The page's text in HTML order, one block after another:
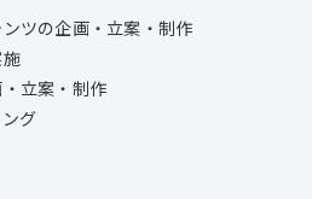
ツの企画・立案・制作
立案・制作
グ